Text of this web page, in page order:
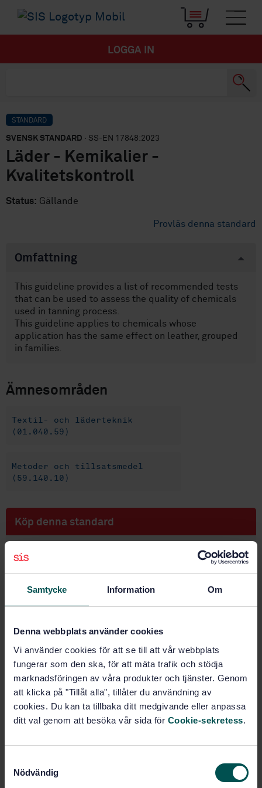
Samtycke Information Om
Denna webbplats använder cookies
Vi använder cookies för att se till att vår webbplats
fungerar som den ska, för att mäta trafik och stödja
marknadsföringen av våra produkter och tjänster. Genom
att klicka på "Tillåt alla", tillåter du användning av
cookies. Du kan ta tillbaka ditt medgivande eller anpassa
ditt val genom att besöka vår sida för Cookie-sekretess.
Nödvändig
LOGGA IN
STANDARD
SVENSK STANDARD · SS-EN 17848:2023
Läder - Kemikalier -
Kvalitetskontroll
Status: Gällande
Provläs denna standard
Omfattning
This guideline provides a list of recommended tests
that can be used to assess the quality of chemicals
used in tanning process.
This guideline applies to chemicals whose
application has the same effect on leather, grouped
in families.
Ämnesområden
Textil- och läderteknik
(01.040.59)
Metoder och tillsatsmedel
(59.140.10)
Köp denna standard
PDF
Lägg i varukorgen
Fler alternativ
Framtagen av: